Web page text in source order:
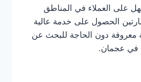
على العملاء في المناطق
الحصول على خدمة عالية
معروفة دون الحاجة للبحث عن
في عجمان.